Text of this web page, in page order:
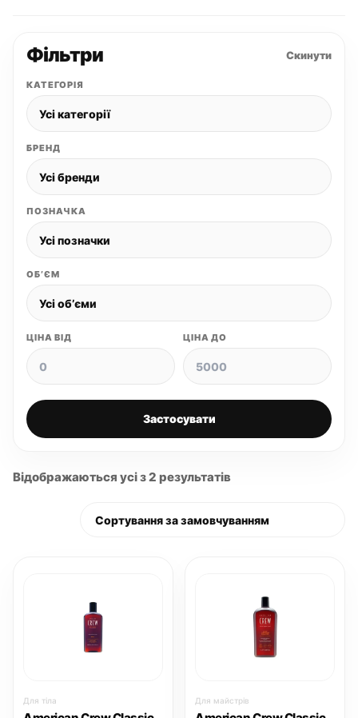
Фільтри Скинути
КАТЕГОРІЯ
БРЕНД
ПОЗНАЧКА
ОБʼЄМ
ЦІНА ВІД ЦІНА ДО
Застосувати
Відображаються усі з 2 результатів
Для тіла Для майстрів